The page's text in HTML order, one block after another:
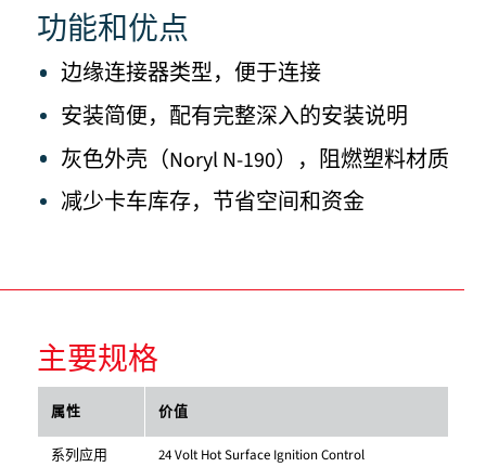
功能和优点
边缘连接器类型，便于连接
安装简便，配有完整深入的安装说明
灰色外壳（Noryl N-190），阻燃塑料材质
减少卡车库存，节省空间和资金
主要规格
属性 价值
系列应用
24 Volt Hot Surface Ignition Control